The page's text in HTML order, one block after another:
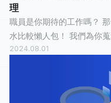
理
職員是你期待的工作嗎？ 那千萬別錯過，比薪水特別整理的職員薪
水比較懶人包！ 我們為你蒐集了過去半年來桃園市職員的薪水情
報，有 32 人分享他們最真
2024.08.01